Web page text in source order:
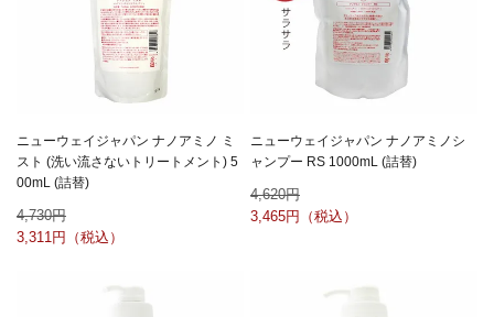
ニューウェイジャパン ナノアミノ ミ
スト (洗い流さないトリートメント) 5
00mL (詰替)
4,730
3,311
ニューウェイジャパン ナノアミノシ
ャンプー RS 1000mL (詰替)
4,620
3,465